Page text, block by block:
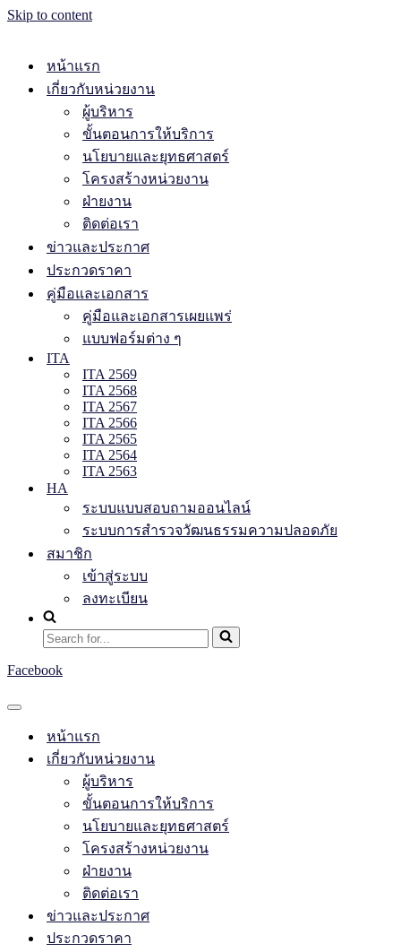
Skip to content
หน้าแรก
เกี่ยวกับหน่วยงาน
ผู้บริหาร
ขั้นตอนการให้บริการ
นโยบายและยุทธศาสตร์
โครงสร้างหน่วยงาน
ฝ่ายงาน
ติดต่อเรา
ข่าวและประกาศ
ประกวดราคา
คู่มือและเอกสาร
คู่มือและเอกสารเผยแพร่
แบบฟอร์มต่าง ๆ
ITA
ITA 2569
ITA 2568
ITA 2567
ITA 2566
ITA 2565
ITA 2564
ITA 2563
HA
ระบบแบบสอบถามออนไลน์
ระบบการสำรวจวัฒนธรรมความปลอดภัย
สมาชิก
เข้าสู่ระบบ
ลงทะเบียน
Search
for...
Facebook
Navigation
หน้าแรก
เกี่ยวกับหน่วยงาน
ผู้บริหาร
ขั้นตอนการให้บริการ
นโยบายและยุทธศาสตร์
โครงสร้างหน่วยงาน
ฝ่ายงาน
ติดต่อเรา
ข่าวและประกาศ
ประกวดราคา